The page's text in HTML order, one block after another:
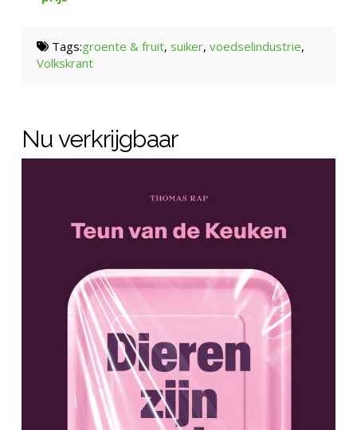
Tags:groente & fruit,suiker,voedselindustrie,
Volkskrant
Nu verkrijgbaar